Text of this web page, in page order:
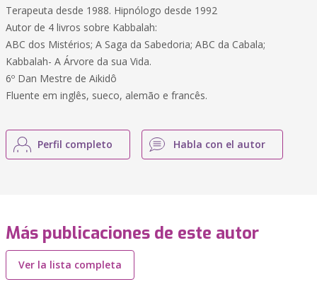
Terapeuta desde 1988. Hipnólogo desde 1992
Autor de 4 livros sobre Kabbalah:
ABC dos Mistérios; A Saga da Sabedoria; ABC da Cabala;
Kabbalah- A Árvore da sua Vida.
6º Dan Mestre de Aikidô
Fluente em inglês, sueco, alemão e francês.
Perfil completo Habla con el autor
Más publicaciones de este autor
Ver la lista completa